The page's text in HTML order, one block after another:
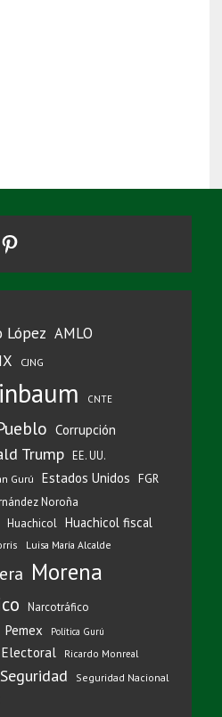
Pinterest
López AMLO
CJNG
CNTE
Corrupción
Trump EE. UU.
Gurú Estados Unidos FGR
Noroña
Huachicol Huachicol fiscal
Luisa María Alcalde
Morena
Narcotráfico
Pemex
Política Gurú
Electoral
Ricardo Monreal
Seguridad Seguridad Nacional